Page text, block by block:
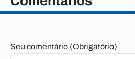
Seu comentário (Obrigatório)